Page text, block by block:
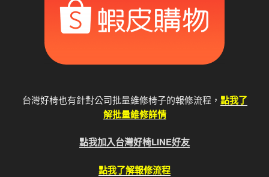
台灣好椅也有針對公司批量維修椅子的報修流程， 點我了
解批量維修詳情
點我加入台灣好椅LINE好友
點我了解報修流程